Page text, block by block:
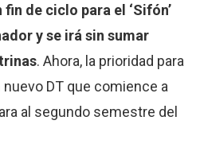
fin de ciclo para el ‘Sifón’
y se irá sin sumar
. Ahora, la prioridad para
DT que comience a
al segundo semestre del